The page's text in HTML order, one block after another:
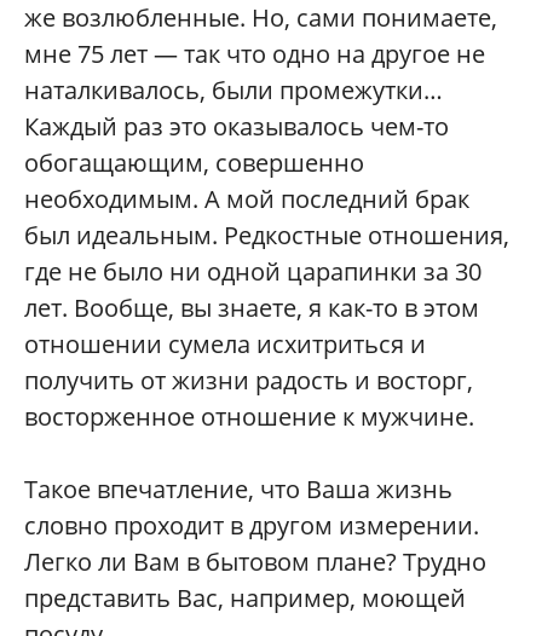
же возлюбленные. Но, сами понимаете,
мне 75 лет — так что одно на другое не
наталкивалось, были промежутки…
Каждый раз это оказывалось чем-то
обогащающим, совершенно
необходимым. А мой последний брак
был идеальным. Редкостные отношения,
где не было ни одной царапинки за 30
лет. Вообще, вы знаете, я как-то в этом
отношении сумела исхитриться и
получить от жизни радость и восторг,
восторженное отношение к мужчине.
Такое впечатление, что Ваша жизнь
словно проходит в другом измерении.
Легко ли Вам в бытовом плане? Трудно
представить Вас, например, моющей